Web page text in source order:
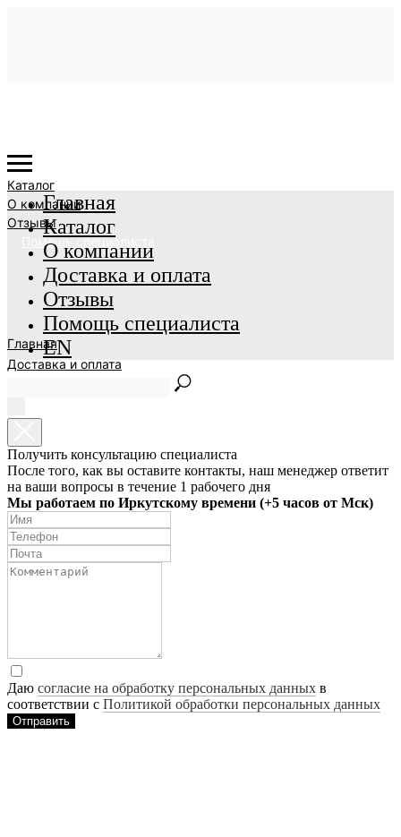
Каталог
О компании
Отзывы
Помощь специалиста
Главная
Доставка и оплата
Главная
Каталог
О компании
Доставка и оплата
Отзывы
Помощь специалиста
EN
Получить консультацию специалиста
После того, как вы оставите контакты, наш менеджер ответит
на ваши вопросы в течение 1 рабочего дня
Мы работаем по Иркутскому времени (+5 часов от Мск)
Даю согласие на обработку персональных данных в
соответствии с Политикой обработки персональных данных
Отправить